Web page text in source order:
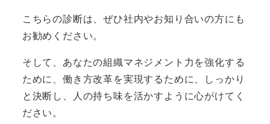
こちらの診断は、ぜひ社内やお知り合いの方にも
お勧めください。
そして、あなたの組織マネジメント力を強化する
ために、働き方改革を実現するために、しっかり
と決断し、人の持ち味を活かすように心がけてく
ださい。